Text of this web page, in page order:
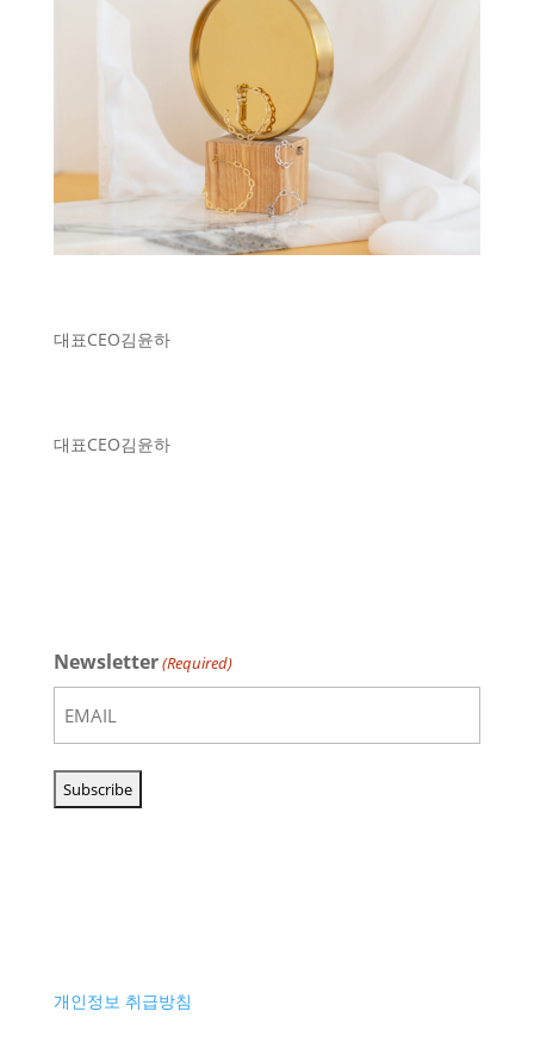
대표CEO김윤하
대표CEO김윤하
Newsletter(Required)
개인정보 취급방침